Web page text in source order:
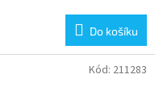
Do košíku
Kód: 211283